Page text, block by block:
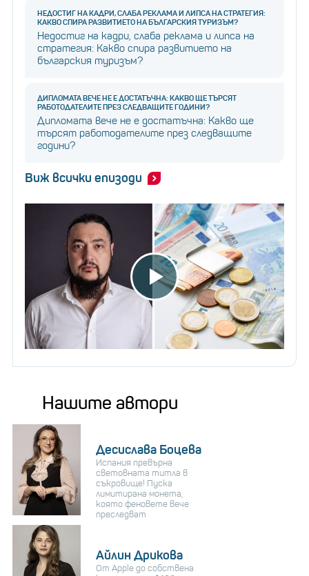
НЕДОСТИГ НА КАДРИ, СЛАБА РЕКЛАМА И ЛИПСА НА СТРАТЕГИЯ:
КАКВО СПИРА РАЗВИТИЕТО НА БЪЛГАРСКИЯ ТУРИЗЪМ?
Недостиг на кадри, слаба реклама и липса на
стратегия: Какво спира развитието на
българския туризъм?
ДИПЛОМАТА ВЕЧЕ НЕ Е ДОСТАТЪЧНА: КАКВО ЩЕ ТЪРСЯТ
РАБОТОДАТЕЛИТЕ ПРЕЗ СЛЕДВАЩИТЕ ГОДИНИ?
Дипломата вече не е достатъчна: Какво ще
търсят работодателите през следващите
години?
Виж всички епизоди
Нашите автори
Десислава Боцева
Испания превърна
световната титла в
съкровище! Пуска
лимитирана монета,
която феновете вече
преследват
Айлин Дрикова
От Apple до собствена